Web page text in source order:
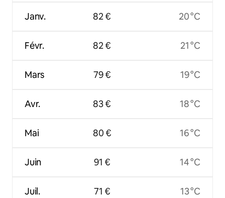
Janv.
Févr.
Mars
Avr.
Mai
Juin
Juil.
82 €
82 €
79 €
83 €
80 €
91 €
71 €
20 °C
21 °C
19 °C
18 °C
16 °C
14 °C
13 °C